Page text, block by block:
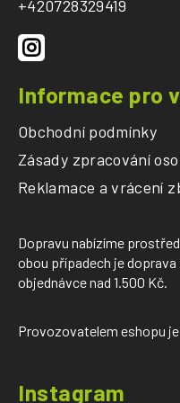
+420728329419
Informace pro
Obchodní podmínky
Zásady zpracování
Reklamace a vrácení
Dopravu nabízíme
obou případech je
objednávce nad 1.500 Kč.
Provozovatelem eshopu
Instagram